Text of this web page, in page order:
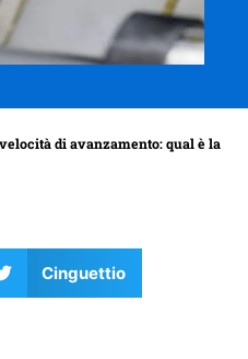
di avanzamento: qual è la
Cinguettio